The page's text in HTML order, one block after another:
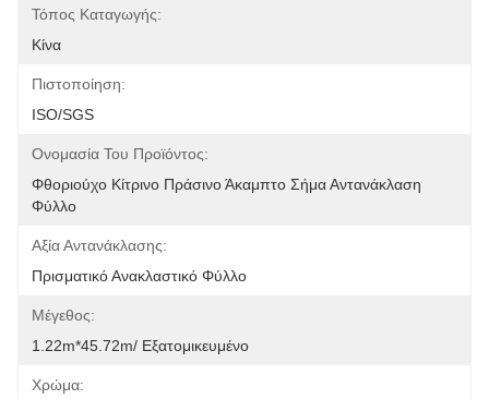
Τόπος Καταγωγής:
Κίνα
Πιστοποίηση:
ISO/SGS
Ονομασία Του Προϊόντος:
Φθοριούχο Κίτρινο Πράσινο Άκαμπτο Σήμα Αντανάκλαση
Φύλλο
Αξία Αντανάκλασης:
Πρισματικό Ανακλαστικό Φύλλο
Μέγεθος:
1.22m*45.72m/ Εξατομικευμένο
Χρώμα: